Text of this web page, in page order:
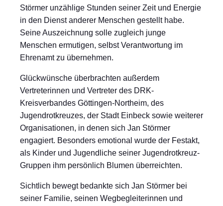
Störmer unzählige Stunden seiner Zeit und Energie
in den Dienst anderer Menschen gestellt habe.
Seine Auszeichnung solle zugleich junge
Menschen ermutigen, selbst Verantwortung im
Ehrenamt zu übernehmen.
Glückwünsche überbrachten außerdem
Vertreterinnen und Vertreter des DRK-
Kreisverbandes Göttingen-Northeim, des
Jugendrotkreuzes, der Stadt Einbeck sowie weiterer
Organisationen, in denen sich Jan Störmer
engagiert. Besonders emotional wurde der Festakt,
als Kinder und Jugendliche seiner Jugendrotkreuz-
Gruppen ihm persönlich Blumen überreichten.
Sichtlich bewegt bedankte sich Jan Störmer bei
seiner Familie, seinen Wegbegleiterinnen und